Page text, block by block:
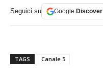
Seguici su Google Discover
TAGS Canale 5